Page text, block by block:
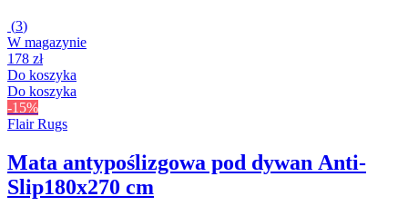
(3)
W magazynie
178 zł
Do koszyka
Do koszyka
-15%
Flair Rugs
Mata antypoślizgowa pod dywan Anti-
Slip180x270 cm